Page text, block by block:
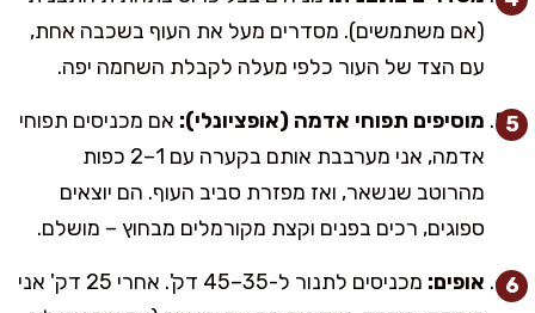
(אם משתמשים). מסדרים מעל את העוף בשכבה אחת,
עם הצד של העור כלפי מעלה לקבלת השחמה יפה.
מוסיפים תפוחי אדמה (אופציונלי): אם מכניסים תפוחי
אדמה, אני מערבבת אותם בקערה עם 1–2 כפות
מהרוטב שנשאר, ואז מפזרת סביב העוף. הם יוצאים
ספוגים, רכים בפנים וקצת מקורמלים מבחוץ – מושלם.
אופים:
מכניסים לתנור ל-35–45 דק'. אחרי 25 דק' אני